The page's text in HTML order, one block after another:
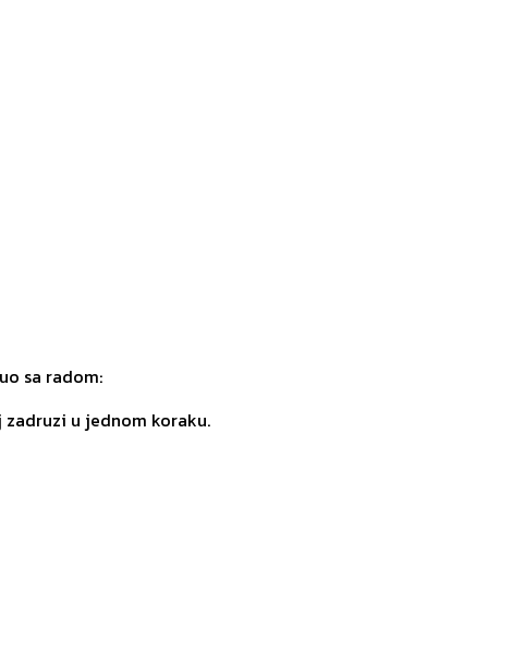
sa radom:
u jednom koraku.